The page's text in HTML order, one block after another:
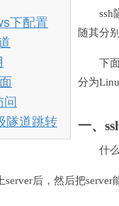
下配置
问
隧道跳转
ssh
随其分
下
分为
一、
什
server后，然后把